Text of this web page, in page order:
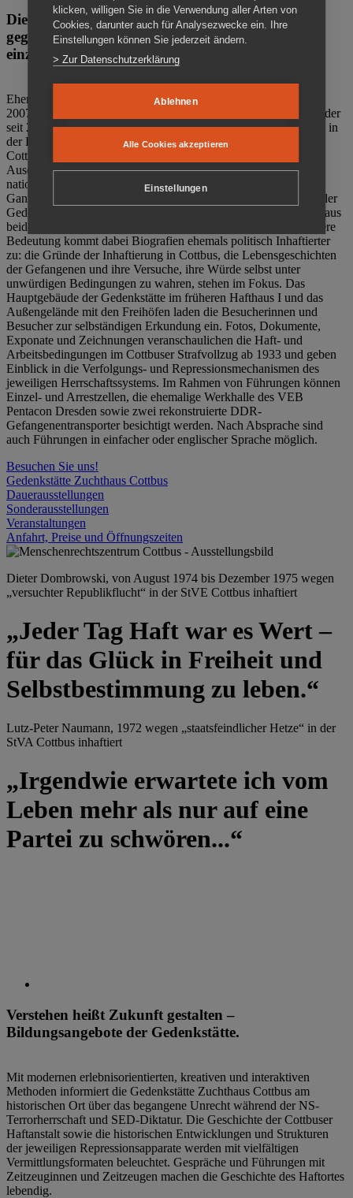
Die Gedenkstätte Zuchthaus Cottbus ist ein Ort
gegen das Vergessen. Anschaulich, nah und
einzigartig.
Ehemalige politische Häftlinge der DDR gründeten im Oktober
2007 den Verein Menschenrechtszentrum Cottbus e. V. (MRZ), der
seit 2011 Eigentümer des ehemaligen Gefängnisses (1860-2002) in
der Bautzener Straße und Träger der Gedenkstätte Zuchthaus
Cottbus ist. Im Zentrum der Arbeit der Gedenkstätte steht die
Auseinandersetzung mit politischem Unrecht während der
nationalsozialistischen Terrorherrschaft und der SED-Diktatur.
Ganzjährig zeigen mehrere Dauer- und Sonderausstellungen in der
Gedenkstätte Zuchthaus Cottbus Beispiele politischen Unrechts aus
beiden deutschen Diktaturen des 20. Jahrhunderts. Eine besondere
Bedeutung kommt dabei Biografien ehemals politisch Inhaftierter
zu: die Gründe der Inhaftierung in Cottbus, die Lebensgeschichten
der Gefangenen und ihre Versuche, ihre Würde selbst unter
unwürdigen Bedingungen zu wahren, stehen im Fokus. Das
Hauptgebäude der Gedenkstätte im früheren Hafthaus I und das
Außengelände mit den Freihöfen laden die Besucherinnen und
Besucher zur selbständigen Erkundung ein. Fotos, Dokumente,
Exponate und Zeichnungen veranschaulichen die Haft- und
Arbeitsbedingungen im Cottbuser Strafvollzug ab 1933 und geben
Einblick in die Verfolgungs- und Repressionsmechanismen des
jeweiligen Herrschaftssystems. Im Rahmen von Führungen können
Einzel- und Arrestzellen, die ehemalige Werkhalle des VEB
Pentacon Dresden sowie zwei rekonstruierte DDR-
Gefangenentransporter besichtigt werden. Nach Absprache sind
auch Führungen in einfacher oder englischer Sprache möglich.
Besuchen Sie uns!
Gedenkstätte Zuchthaus Cottbus
Dauerausstellungen
Sonderausstellungen
Veranstaltungen
Anfahrt, Preise und Öffnungszeiten
Dieter Dombrowski, von August 1974 bis Dezember 1975 wegen
„versuchter Republikflucht“ in der StVE Cottbus inhaftiert
„Jeder Tag Haft war es Wert –
für das Glück in Freiheit und
Selbstbestimmung zu leben.“
Lutz-Peter Naumann, 1972 wegen „staatsfeindlicher Hetze“ in der
StVA Cottbus inhaftiert
„Irgendwie erwartete ich vom
Leben mehr als nur auf eine
Partei zu schwören...“
Verstehen heißt Zukunft gestalten –
Bildungsangebote der Gedenkstätte.
Mit modernen erlebnisorientierten, kreativen und interaktiven
Methoden informiert die Gedenkstätte Zuchthaus Cottbus am
historischen Ort über das begangene Unrecht während der NS-
Terrorherrschaft und SED-Diktatur. Die Geschichte der Cottbuser
Haftanstalt sowie die historischen Entwicklungen und Strukturen
der jeweiligen Repressionsapparate werden mit vielfältigen
Vermittlungsformaten beleuchtet. Gespräche und Führungen mit
Zeitzeuginnen und Zeitzeugen machen die Geschichte des Haftortes
lebendig.
klicken, willigen Sie in die Verwendung aller Arten von
Cookies, darunter auch für Analysezwecke ein. Ihre
Einstellungen können Sie jederzeit ändern.
> Zur Datenschutzerklärung
Ablehnen
Alle Cookies akzeptieren
Einstellungen